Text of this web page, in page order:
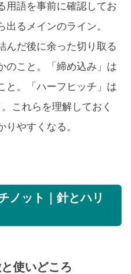
用語を事前に確認してお
るメインのライン。
んだ後に余った切り取る
のこと。「締め込み」は
と。「ハーフヒッチ」は
これらを理解しておく
りやすくなる。
ノット｜針とハリ
使いどころ